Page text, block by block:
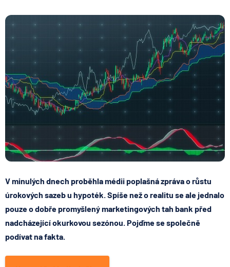
V minulých dnech proběhla médii poplašná zpráva o růstu
úrokových sazeb u hypoték. Spíše než o realitu se ale jednalo
pouze o dobře promyšlený marketingových tah bank před
nadcházející okurkovou sezónou. Pojďme se společně
podívat na fakta.